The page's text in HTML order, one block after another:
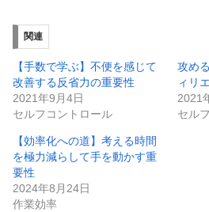
関連
【手数で学ぶ】不便を感じて
改善する反省力の重要性
2021年9月4日
セルフコントロール
攻め
ィリ
2021
セル
【効率化への道】考える時間
を極力減らして手を動かす重
要性
2024年8月24日
作業効率